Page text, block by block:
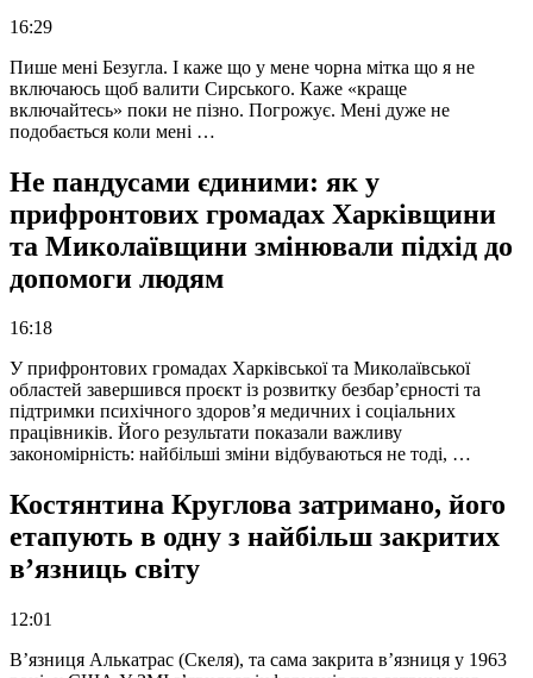
16:29
Пише мені Безугла. І каже що у мене чорна мітка що я не
включаюсь щоб валити Сирського. Каже «краще
включайтесь» поки не пізно. Погрожує. Мені дуже не
подобається коли мені …
Не пандусами єдиними: як у
прифронтових громадах Харківщини
та Миколаївщини змінювали підхід до
допомоги людям
16:18
У прифронтових громадах Харківської та Миколаївської
областей завершився проєкт із розвитку безбар’єрності та
підтримки психічного здоров’я медичних і соціальних
працівників. Його результати показали важливу
закономірність: найбільші зміни відбуваються не тоді, …
Костянтина Круглова затримано, його
етапують в одну з найбільш закритих
в’язниць світу
12:01
В’язниця Алькатрас (Скеля), та сама закрита в’язниця у 1963